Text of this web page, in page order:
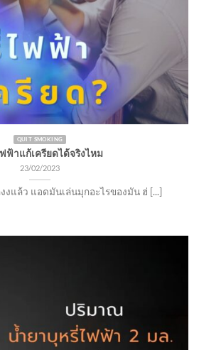
QUIT SMOKING
ฟ้าแก้เครียดได้จริงไหม
23/02/2023
แล้ว แอดมันเล่นมุกอะไรของมัน ฮ่ [...]